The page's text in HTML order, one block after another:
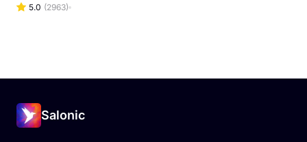
5.0 (2963)
Salonic